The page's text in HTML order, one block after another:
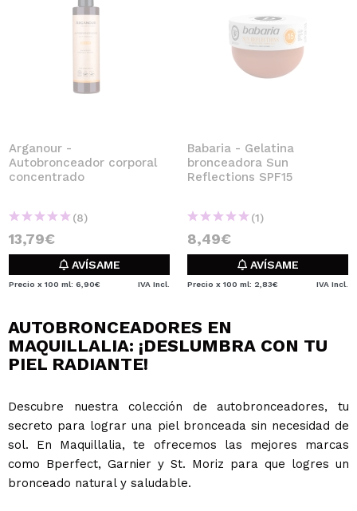
Arganour -
Autobronceador corporal
concentrado
(8)
13,79€
AVÍSAME
Precio x 100 ml: 6,90€ IVA Incl.
Babaria - Gelatina
bronceadora Sun
Reflections SPF15
(1)
8,49€
AVÍSAME
Precio x 100 ml: 2,83€ IVA Incl.
AUTOBRONCEADORES EN
MAQUILLALIA: ¡DESLUMBRA CON TU
PIEL RADIANTE!
Descubre nuestra colección de autobronceadores, tu
secreto para lograr una piel bronceada sin necesidad de
sol. En Maquillalia, te ofrecemos las mejores marcas
como Bperfect, Garnier y St. Moriz para que logres un
bronceado natural y saludable.